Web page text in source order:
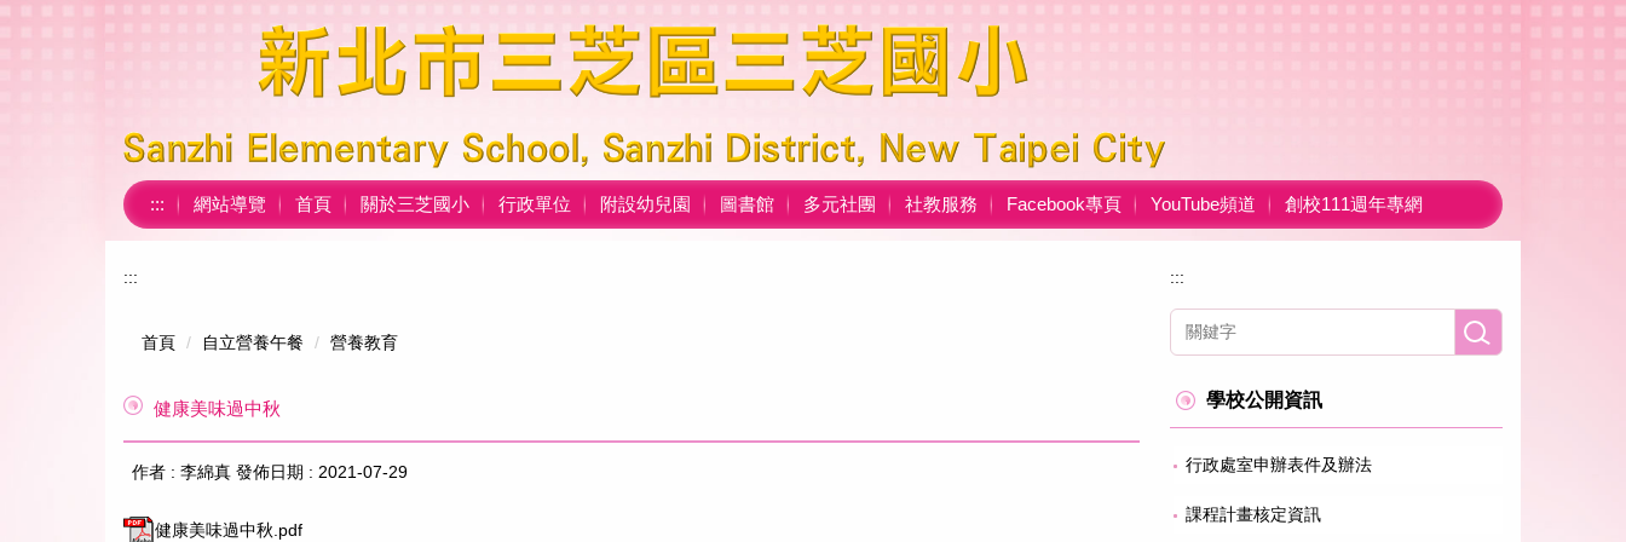
::: 網站導覽 首頁 關於三芝國小 行政單位 附設幼兒園 圖書館 多元社團 社教服務 Facebook專頁 YouTube頻道 創校111週年專網
:::
首頁 自立營養午餐 營養教育
健康美味過中秋
作者 : 李綿真 發佈日期 : 2021-07-29
健康美味過中秋.pdf
:::
學校公開資訊
行政處室申辦表件及辦法
課程計畫核定資訊